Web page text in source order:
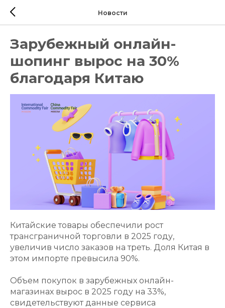
Новости
Зарубежный онлайн-
шопинг вырос на 30%
благодаря Китаю
Китайские товары обеспечили рост
трансграничной торговли в 2025 году,
увеличив число заказов на треть. Доля Китая в
этом импорте превысила 90%.
Объем покупок в зарубежных онлайн-
магазинах вырос в 2025 году на 33%,
свидетельствуют данные сервиса